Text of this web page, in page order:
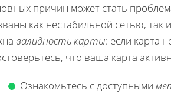
причин может стать
как нестабильной сетью, так
валидность карты: если карта
что ваша карта
Ознакомьтесь с доступными